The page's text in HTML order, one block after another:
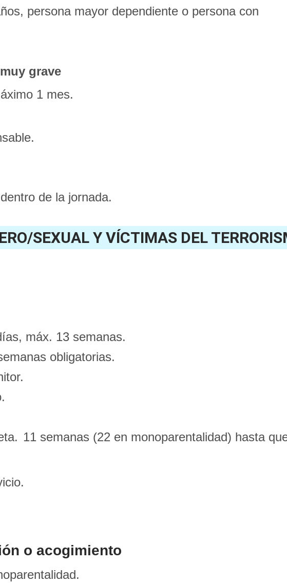
persona mayor dependiente o persona con
grave
1 mes.
de la jornada.
SEXUAL Y VÍCTIMAS DEL
máx. 13 semanas.
obligatorias.
11 semanas (22 en monoparentalidad) hasta
o acogimiento